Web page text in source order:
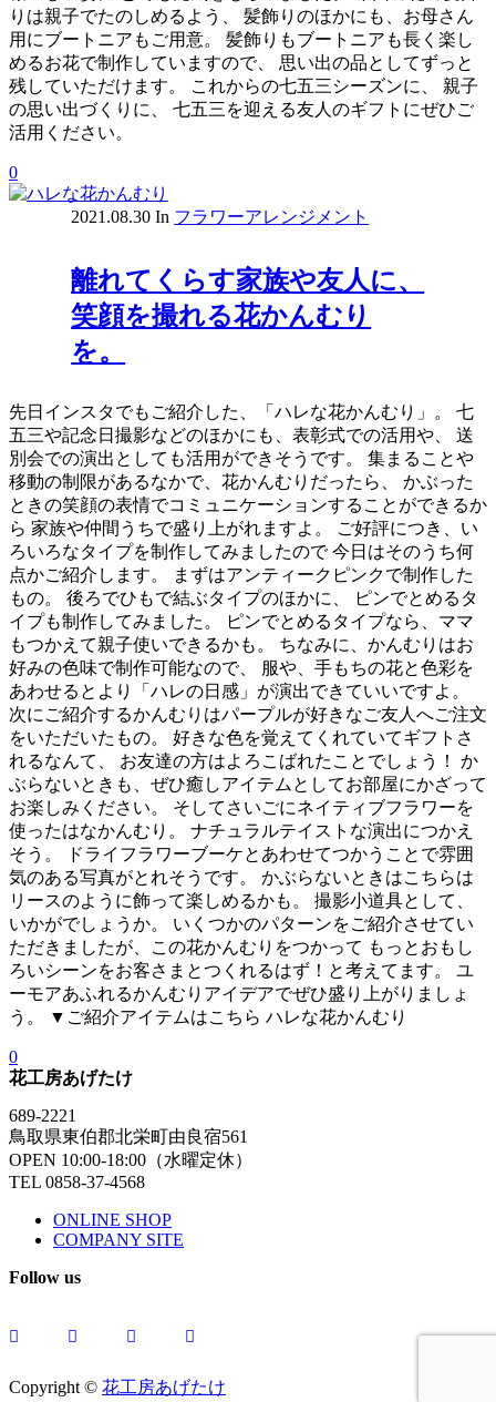
りは親子でたのしめるよう、 髪飾りのほかにも、お母さん
用にブートニアもご用意。 髪飾りもブートニアも長く楽し
めるお花で制作していますので、 思い出の品としてずっと
残していただけます。 これからの七五三シーズンに、 親子
の思い出づくりに、 七五三を迎える友人のギフトにぜひご
活用ください。
0
2021.08.30 In フラワーアレンジメント
離れてくらす家族や友人に、
笑顔を撮れる花かんむり
を。
先日インスタでもご紹介した、「ハレな花かんむり」。 七
五三や記念日撮影などのほかにも、表彰式での活用や、 送
別会での演出としても活用ができそうです。 集まることや
移動の制限があるなかで、花かんむりだったら、 かぶった
ときの笑顔の表情でコミュニケーションすることができるか
ら 家族や仲間うちで盛り上がれますよ。 ご好評につき、い
ろいろなタイプを制作してみましたので 今日はそのうち何
点かご紹介します。 まずはアンティークピンクで制作した
もの。 後ろでひもで結ぶタイプのほかに、 ピンでとめるタ
イプも制作してみました。 ピンでとめるタイプなら、ママ
もつかえて親子使いできるかも。 ちなみに、かんむりはお
好みの色味で制作可能なので、 服や、手もちの花と色彩を
あわせるとより「ハレの日感」が演出できていいですよ。
次にご紹介するかんむりはパープルが好きなご友人へご注文
をいただいたもの。 好きな色を覚えてくれていてギフトさ
れるなんて、 お友達の方はよろこばれたことでしょう！ か
ぶらないときも、ぜひ癒しアイテムとしてお部屋にかざって
お楽しみください。 そしてさいごにネイティブフラワーを
使ったはなかんむり。 ナチュラルテイストな演出につかえ
そう。 ドライフラワーブーケとあわせてつかうことで雰囲
気のある写真がとれそうです。 かぶらないときはこちらは
リースのように飾って楽しめるかも。 撮影小道具として、
いかがでしょうか。 いくつかのパターンをご紹介させてい
ただきましたが、この花かんむりをつかって もっとおもし
ろいシーンをお客さまとつくれるはず！と考えてます。 ユ
ーモアあふれるかんむりアイデアでぜひ盛り上がりましょ
う。 ▼ご紹介アイテムはこちら ハレな花かんむり
0
花工房あげたけ
689-2221
鳥取県東伯郡北栄町由良宿561
OPEN 10:00-18:00（水曜定休）
TEL 0858-37-4568
ONLINE SHOP
COMPANY SITE
Follow us
Copyright © 花工房あげたけ